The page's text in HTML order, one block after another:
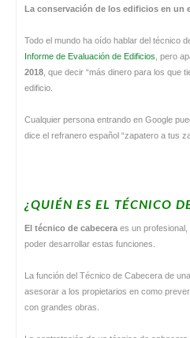
La conservación de los edificios en un
Todo el mundo ha oído hablar del técnico
Informe de Evaluación de Edificios, pero
2018, que decir “más dinero para los que
edificio.
Cualquier persona entrando en Google
dice el refranero español “zapatero a tus
¿QUIÉN ES EL TÉCNICO
El técnico de cabecera es un
poder desarrollar estas funciones.
La función del Técnico de Cabecera de
asesorar a los propietarios en como
con grandes obras.